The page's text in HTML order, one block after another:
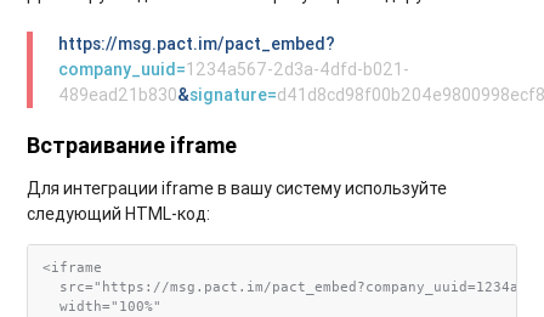
https://msg.pact.im/pact_embed?
company_uuid=1234a567-2d3a-4dfd-b021-
489ead21b830&signature=
Встраивание iframe
Для интеграции iframe в вашу систему используйте
следующий HTML-код:
<iframe
src="https://msg.pact.im/
  width="100%"